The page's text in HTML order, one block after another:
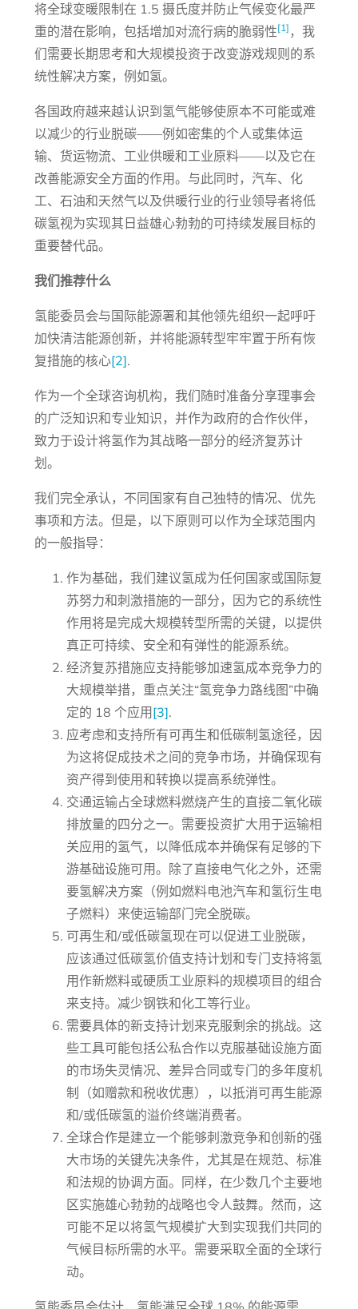
将全球变暖限制在 1.5 摄氏度并防止气候变化最严
重的潜在影响，包括增加对流行病的脆弱性[1] ，我
们需要长期思考和大规模投资于改变游戏规则的系
统性解决方案，例如氢。
各国政府越来越认识到氢气能够使原本不可能或难
以减少的行业脱碳——例如密集的个人或集体运
输、货运物流、工业供暖和工业原料——以及它在
改善能源安全方面的作用。与此同时，汽车、化
工、石油和天然气以及供暖行业的行业领导者将低
碳氢视为实现其日益雄心勃勃的可持续发展目标的
重要替代品。
我们推荐什么
氢能委员会与国际能源署和其他领先组织一起呼吁
加快清洁能源创新，并将能源转型牢牢置于所有恢
复措施的核心[2].
作为一个全球咨询机构，我们随时准备分享理事会
的广泛知识和专业知识，并作为政府的合作伙伴，
致力于设计将氢作为其战略一部分的经济复苏计
划。
我们完全承认，不同国家有自己独特的情况、优先
事项和方法。但是，以下原则可以作为全球范围内
的一般指导：
作为基础，我们建议氢成为任何国家或国际复
苏努力和刺激措施的一部分，因为它的系统性
作用将是完成大规模转型所需的关键，以提供
真正可持续、安全和有弹性的能源系统。
经济复苏措施应支持能够加速氢成本竞争力的
大规模举措，重点关注“氢竞争力路线图”中确
定的 18 个应用 [3].
应考虑和支持所有可再生和低碳制氢途径，因
为这将促成技术之间的竞争市场，并确保现有
资产得到使用和转换以提高系统弹性。
交通运输占全球燃料燃烧产生的直接二氧化碳
排放量的四分之一。需要投资扩大用于运输相
关应用的氢气，以降低成本并确保有足够的下
游基础设施可用。除了直接电气化之外，还需
要氢解决方案（例如燃料电池汽车和氢衍生电
子燃料）来使运输部门完全脱碳。
可再生和/或低碳氢现在可以促进工业脱碳，
应该通过低碳氢价值支持计划和专门支持将氢
用作新燃料或硬质工业原料的规模项目的组合
来支持。减少钢铁和化工等行业。
需要具体的新支持计划来克服剩余的挑战。这
些工具可能包括公私合作以克服基础设施方面
的市场失灵情况、差异合同或专门的多年度机
制（如赠款和税收优惠），以抵消可再生能源
和/或低碳氢的溢价终端消费者。
全球合作是建立一个能够刺激竞争和创新的强
大市场的关键先决条件，尤其是在规范、标准
和法规的协调方面。同样，在少数几个主要地
区实施雄心勃勃的战略也令人鼓舞。然而，这
可能不足以将氢气规模扩大到实现我们共同的
气候目标所需的水平。需要采取全面的全球行
动。